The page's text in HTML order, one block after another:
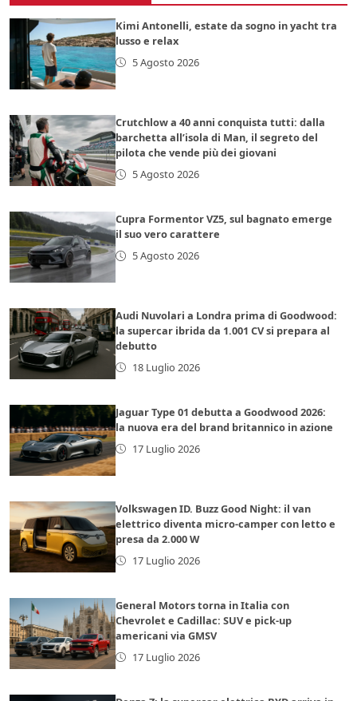
Kimi Antonelli, estate da sogno in yacht tra
lusso e relax
5 Agosto 2026
Crutchlow a 40 anni conquista tutti: dalla
barchetta all’isola di Man, il segreto del
pilota che vende più dei giovani
5 Agosto 2026
Cupra Formentor VZ5, sul bagnato emerge
il suo vero carattere
5 Agosto 2026
Audi Nuvolari a Londra prima di Goodwood:
la supercar ibrida da 1.001 CV si prepara al
debutto
18 Luglio 2026
Jaguar Type 01 debutta a Goodwood 2026:
la nuova era del brand britannico in azione
17 Luglio 2026
Volkswagen ID. Buzz Good Night: il van
elettrico diventa micro-camper con letto e
presa da 2.000 W
17 Luglio 2026
General Motors torna in Italia con
Chevrolet e Cadillac: SUV e pick-up
americani via GMSV
17 Luglio 2026